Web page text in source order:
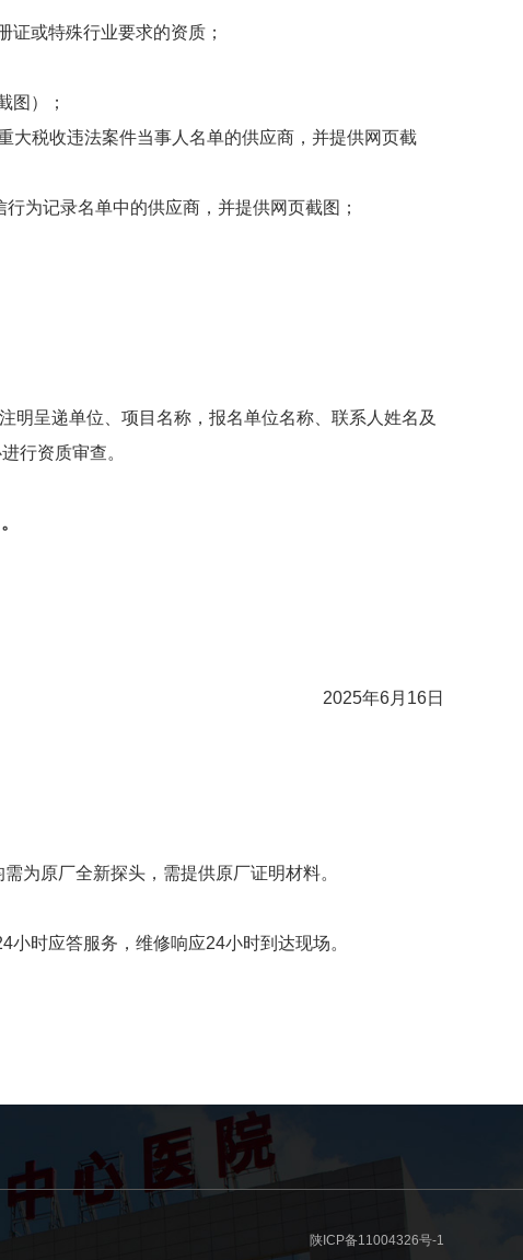
或特殊行业要求的资质；
图）；
大税收违法案件当事人名单的供应商，并提供网页截
为记录名单中的供应商，并提供网页截图；
呈递单位、项目名称，报名单位名称、联系人姓名及
行资质审查。
2025年6月16日
为原厂全新探头，需提供原厂证明材料。
时应答服务，维修响应24小时到达现场。
陕ICP备11004326号-1